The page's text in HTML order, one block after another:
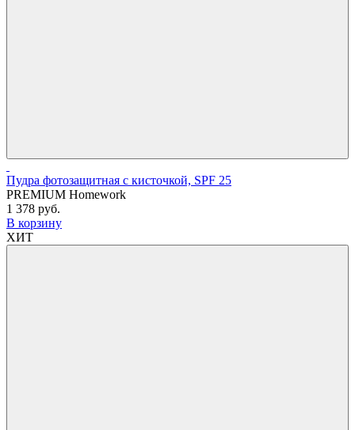
Пудра фотозащитная с кисточкой, SPF 25
PREMIUM Homework
1 378 руб.
В корзину
ХИТ